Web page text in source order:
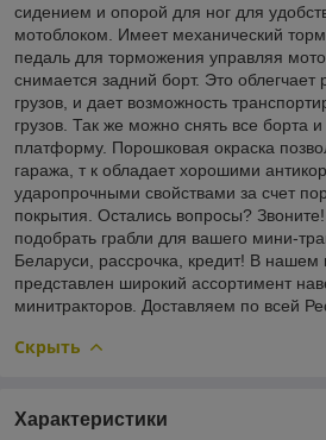
сидением и опорой для ног для
мотоблоком. Имеет механический
педаль для торможения управляя
снимается задний борт. Это облегчает
грузов, и дает возможность
грузов. Так же можно снять все борта и
платформу. Порошковая окраска
гаража, т к обладает хорошими
ударопрочными свойствами за счет
покрытия. Остались вопросы?
подобрать грабли для вашего мини-
Беларуси, рассрочка, кредит! В нашем
представлен широкий ассортимент
минитракторов. Доставляем по всей
Скрыть
Характеристики